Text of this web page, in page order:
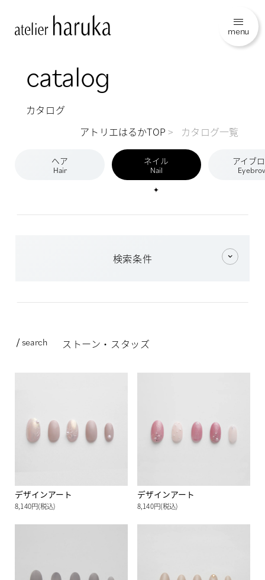
menu
catalog
カタログ
アトリエはるかTOP
カタログ一覧
ヘア
Hair
ネイル
Nail
アイブ
検索条件
search ストーン・スタッズ
デザインアート
8,140円(税込)
デザインアート
8,140円(税込)